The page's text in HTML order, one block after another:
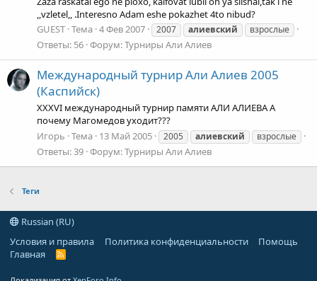
,,vzletel,, .Interesno Adam eshe pokazhet 4to nibud?
GUEST Тема 4 Фев 2007 2007 алиевский взрослые
Ответы: 56 Форум:Турниры Али Алиев
Международный турнир Али Алиев 2005
(Каспийск)
XXXVI международный турнир памяти АЛИ АЛИЕВА А
почему Магомедов уходит???
Игорь Тема 13 Май 2005 2005 алиевский взрослые
Ответы: 39 Форум:Турниры Али Алиев
Теги
Russian (RU)
Условия и правила
Политика конфиденциальности
Помощь
Главная
R